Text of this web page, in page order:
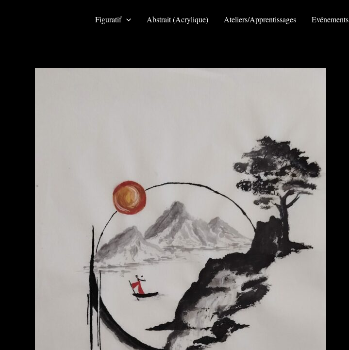
Figuratif Abstrait (Acrylique) Ateliers/Apprentissages Evénements